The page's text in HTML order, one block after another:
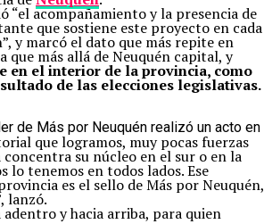
“el acompañamiento y la presencia de
que sostiene este proyecto en cada
y marcó el dato que más repite en
que más allá de Neuquén capital, y
en el interior de la provincia, como
de las elecciones legislativas.
de Más por Neuquén realizó un acto
que logramos, muy pocas fuerzas
su núcleo en el sur o en la
lo tenemos en todos lados. Ese
es el sello de Más por Neuquén,
lanzó.
adentro y hacia arriba, para quien